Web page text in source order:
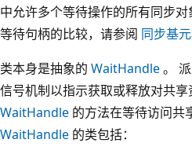
中允许多个等待操作的所有同步
等待句柄的比较，请参阅 同步基
类本身是抽象的 WaitHandle。
信号机制以指示获取或释放对共
WaitHandle 的方法在等待访问共
WaitHandle 的类包括：